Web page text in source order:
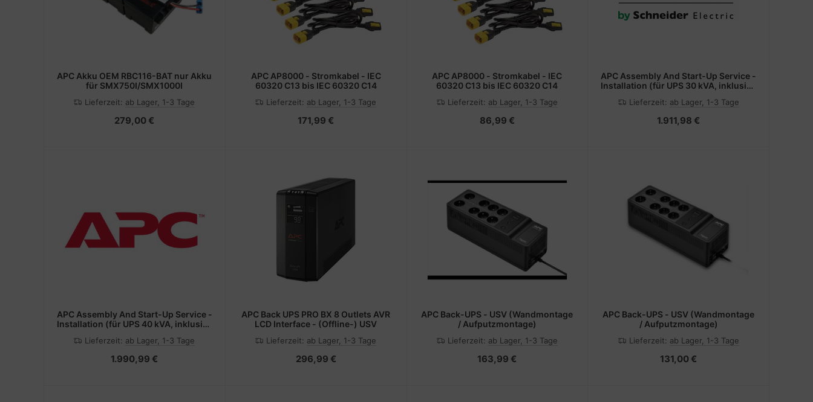
APC Akku OEM RBC116-BAT nur Akku
für SMX750I/SMX1000I
Lieferzeit: ab Lager, 1-3 Tage
279,00 €
APC AP8000 - Stromkabel - IEC
60320 C13 bis IEC 60320 C14
Lieferzeit: ab Lager, 1-3 Tage
171,99 €
APC AP8000 - Stromkabel - IEC
60320 C13 bis IEC 60320 C14
Lieferzeit: ab Lager, 1-3 Tage
86,99 €
APC Assembly And Start-Up Service -
Installation (für UPS 30 kVA, inklusive
Lieferzeit: ab Lager, 1-3 Tage
1.911,98 €
APC Assembly And Start-Up Service -
Installation (für UPS 40 kVA, inklusive
Lieferzeit: ab Lager, 1-3 Tage
1.990,99 €
APC Back UPS PRO BX 8 Outlets AVR
LCD Interface - (Offline-) USV
Lieferzeit: ab Lager, 1-3 Tage
296,99 €
APC Back-UPS - USV (Wandmontage
/ Aufputzmontage)
Lieferzeit: ab Lager, 1-3 Tage
163,99 €
APC Back-UPS - USV (Wandmontage
/ Aufputzmontage)
Lieferzeit: ab Lager, 1-3 Tage
131,00 €